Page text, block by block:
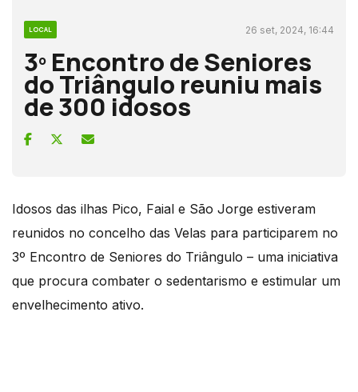
LOCAL 26 set, 2024, 16:44
3º Encontro de Seniores
do Triângulo reuniu mais
de 300 idosos
Idosos das ilhas Pico, Faial e São Jorge estiveram
reunidos no concelho das Velas para participarem no
3º Encontro de Seniores do Triângulo – uma iniciativa
que procura combater o sedentarismo e estimular um
envelhecimento ativo.